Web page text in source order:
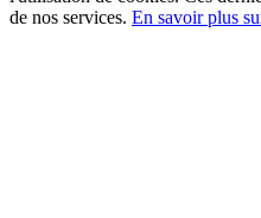
de nos services. En savoir plus